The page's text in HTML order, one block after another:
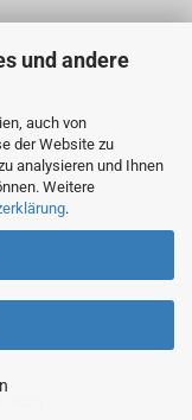
und andere
auch von
der Website zu
analysieren und Ihnen
Weitere
.